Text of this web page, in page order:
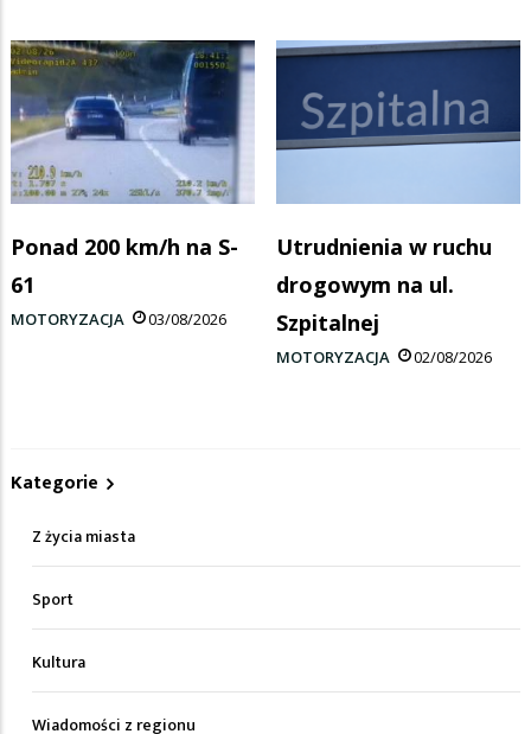
Ponad 200 km/h na S-
61
MOTORYZACJA 03/08/2026
Utrudnienia w ruchu
drogowym na ul.
Szpitalnej
MOTORYZACJA 02/08/2026
Kategorie
Z życia miasta
Sport
Kultura
Wiadomości z regionu